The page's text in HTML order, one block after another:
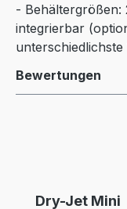
-
integrierbar
Bewertungen
Produktgalerie
Dry-Jet Mini